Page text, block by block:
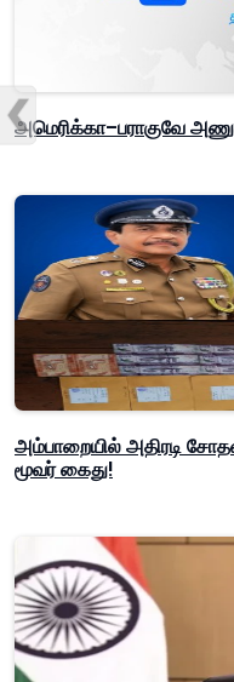
அமெரிக்கா–பராகுவே
அம்பாறையில் அதிரடி
மூவர் கைது!